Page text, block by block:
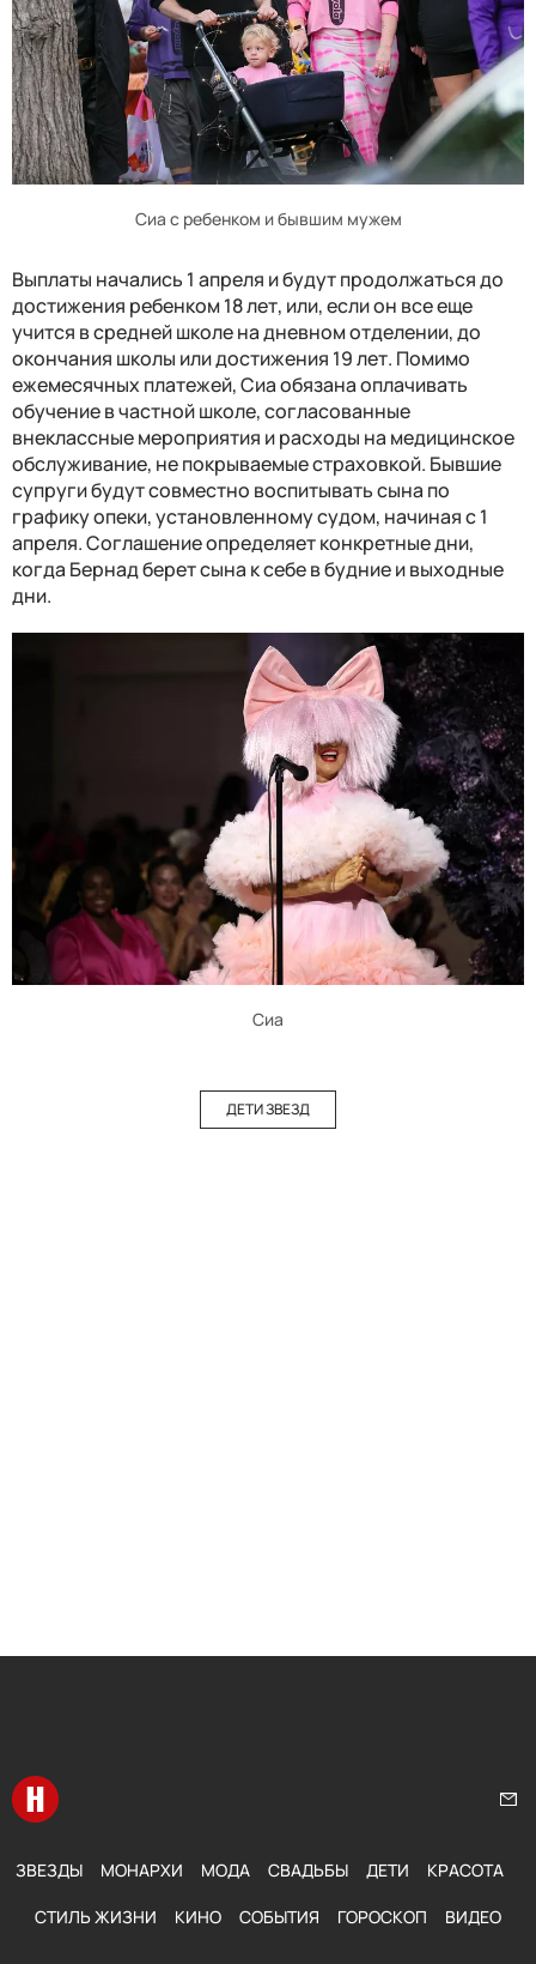
Сиа с ребенком и бывшим мужем
Выплаты начались 1 апреля и будут продолжаться до
достижения ребенком 18 лет, или, если он все еще
учится в средней школе на дневном отделении, до
окончания школы или достижения 19 лет. Помимо
ежемесячных платежей, Сиа обязана оплачивать
обучение в частной школе, согласованные
внеклассные мероприятия и расходы на медицинское
обслуживание, не покрываемые страховкой. Бывшие
супруги будут совместно воспитывать сына по
графику опеки, установленному судом, начиная с 1
апреля. Соглашение определяет конкретные дни,
когда Бернад берет сына к себе в будние и выходные
дни.
Сиа
ДЕТИ ЗВЕЗД
Перейти на главную
ЗВЕЗДЫ МОНАРХИ МОДА СВАДЬБЫ ДЕТИ КРАСОТА
СТИЛЬ ЖИЗНИ КИНО СОБЫТИЯ ГОРОСКОП ВИДЕО